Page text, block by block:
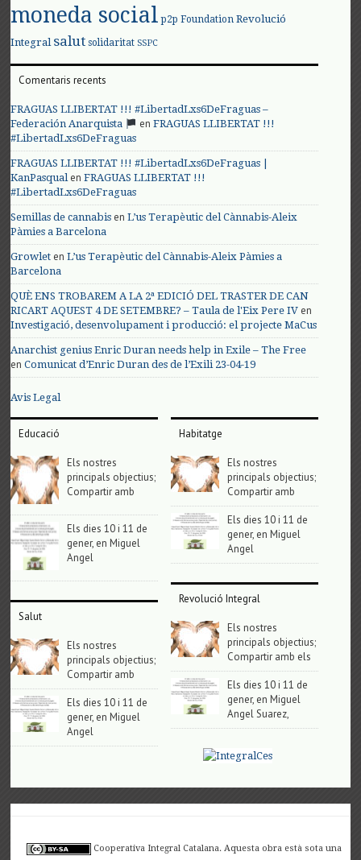
moneda social p2p Foundation Revolució
Integral salut solidaritat SSPC
Comentaris recents
FRAGUAS LLIBERTAT !!! #LibertadLxs6DeFraguas –
Federación Anarquista
enFRAGUAS LLIBERTAT !!!
#LibertadLxs6DeFraguas
FRAGUAS LLIBERTAT !!! #LibertadLxs6DeFraguas |
KanPasqualenFRAGUAS LLIBERTAT !!!
#LibertadLxs6DeFraguas
Semillas de cannabis enL’us Terapèutic del Cànnabis-Aleix
Pàmies a Barcelona
Growlet enL’us Terapèutic del Cànnabis-Aleix Pàmies a
Barcelona
QUÈ ENS TROBAREM A LA 2ª EDICIÓ DEL TRASTER DE CAN
RICART AQUEST 4 DE SETEMBRE? – Taula de l'Eix Pere IV en
Investigació, desenvolupament i producció: el projecte MaCus
Anarchist genius Enric Duran needs help in Exile – The Free
enComunicat d’Enric Duran des de l’Exili 23-04-19
Avis Legal
Educació
Els nostres
principals objectius;
Compartir amb
Els dies 10 i 11 de
gener, en Miguel
Angel
Salut
Els nostres
principals objectius;
Compartir amb
Els dies 10 i 11 de
gener, en Miguel
Angel
Habitatge
Els nostres
principals objectius;
Compartir amb
Els dies 10 i 11 de
gener, en Miguel
Angel
Revolució Integral
Els nostres
principals objectius;
Compartir amb els
Els dies 10 i 11 de
gener, en Miguel
Angel Suarez,
Cooperativa Integral Catalana. Aquesta obra està sota una